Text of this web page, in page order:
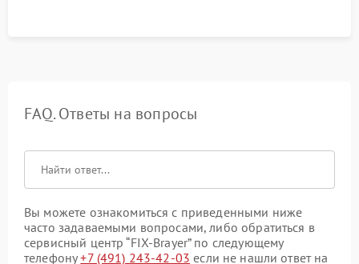
FAQ. Ответы на вопросы
Вы можете ознакомиться с приведенными ниже
часто задаваемыми вопросами, либо обратиться в
сервисный центр “FIX-Brayer” по следующему
телефону+7 (491) 243-42-03 если не нашли ответ на